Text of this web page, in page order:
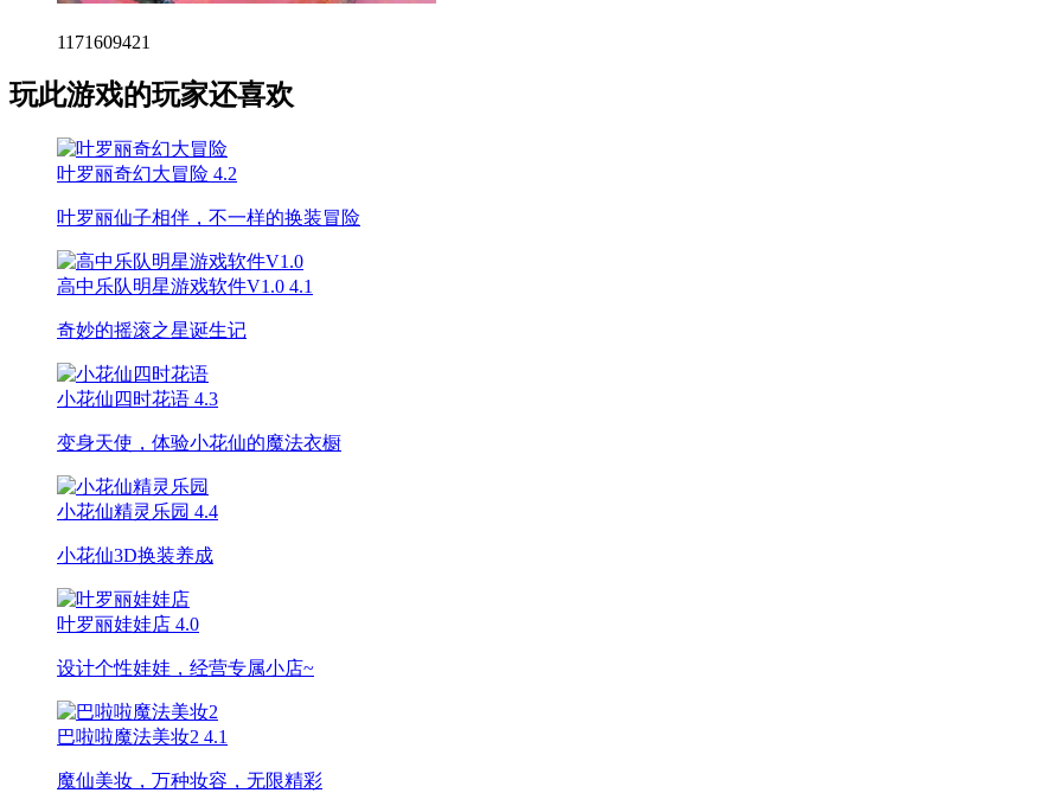
1171609421
玩此游戏的玩家还喜欢
叶罗丽奇幻大冒险 4.2
叶罗丽仙子相伴，不一样的换装冒险
高中乐队明星游戏软件V1.0 4.1
奇妙的摇滚之星诞生记
小花仙四时花语 4.3
变身天使，体验小花仙的魔法衣橱
小花仙精灵乐园 4.4
小花仙3D换装养成
叶罗丽娃娃店 4.0
设计个性娃娃，经营专属小店~
巴啦啦魔法美妆2 4.1
魔仙美妆，万种妆容，无限精彩